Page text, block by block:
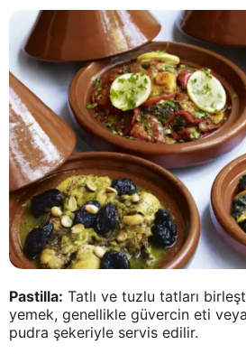
Pastilla: Tatlı ve tuzlu tatları
yemek, genellikle güvercin eti
pudra şekeriyle servis edilir.